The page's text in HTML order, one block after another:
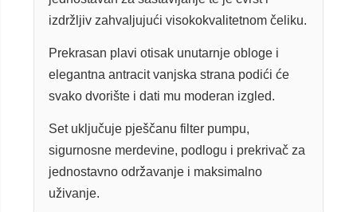
izdržljiv zahvaljujući visokokvalitetnom čeliku.
Prekrasan plavi otisak unutarnje obloge i
elegantna antracit vanjska strana podići će
svako dvorište i dati mu moderan izgled.
Set uključuje pješčanu filter pumpu,
sigurnosne merdevine, podlogu i prekrivač za
jednostavno održavanje i maksimalno
uživanje.